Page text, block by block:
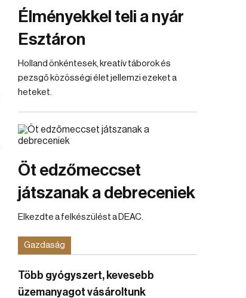
Élményekkel teli a nyár
Esztáron
Holland önkéntesek, kreatív táborok és
pezsgő közösségi élet jellemzi ezeket a
heteket.
Öt edzőmeccset
játszanak a debreceniek
Elkezdte a felkészülést a DEAC.
Gazdaság
Több gyógyszert, kevesebb
üzemanyagot vásároltunk